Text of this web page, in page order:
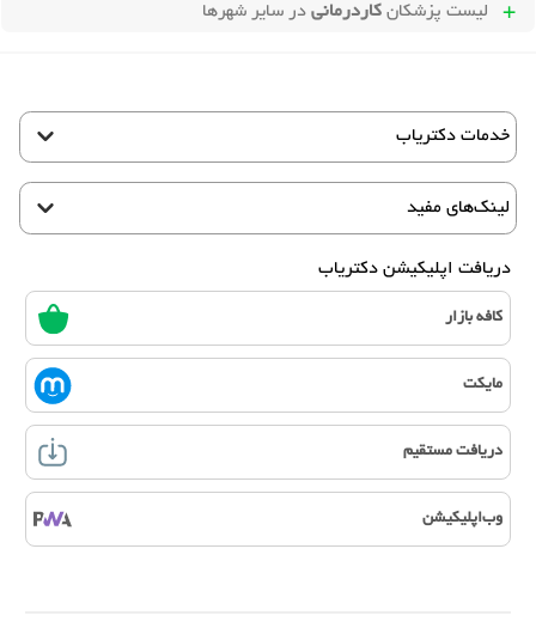
لیست پزشکان کاردرمانی در سایر شهرها
خدمات دکتریاب
لینک‌های مفید
دریافت اپلیکیشن دکتریاب
کافه بازار
مایکت
دریافت مستقیم
وب‌اپلیکیشن